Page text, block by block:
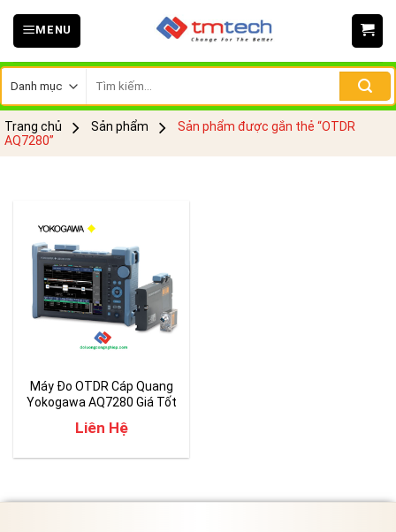
Skip
MENU
kiếm:
Trang chủ Sản phẩm
Sản phẩm được gắn thẻ “OTDR
AQ7280”
Máy Đo OTDR Cáp Quang
Yokogawa AQ7280 Giá Tốt
Liên Hệ